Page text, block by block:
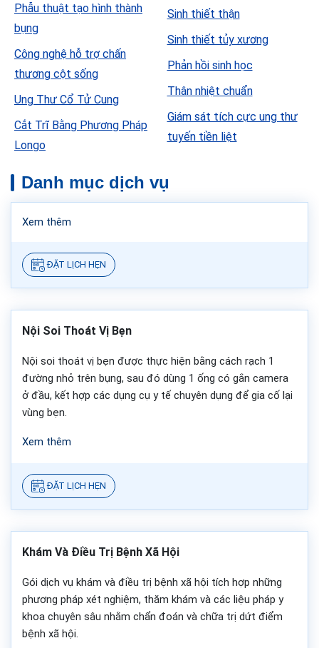
Phẫu thuật tạo hình thành
bụng
Công nghệ hỗ trợ chấn
thương cột sống
Ung Thư Cổ Tử Cung
Cắt Trĩ Bằng Phương Pháp
Longo
Sinh thiết thận
Sinh thiết tủy xương
Phản hồi sinh học
Thân nhiệt chuẩn
Giám sát tích cực ung thư
tuyến tiền liệt
Danh mục dịch vụ
Xem thêm
ĐẶT LỊCH HẸN
Nội Soi Thoát Vị Bẹn
Nội soi thoát vị bẹn được thực hiện bằng cách rạch 1
đường nhỏ trên bụng, sau đó dùng 1 ống có gắn camera
ở đầu, kết hợp các dụng cụ y tế chuyên dụng để gia cố lại
vùng bẹn.
Xem thêm
ĐẶT LỊCH HẸN
Khám Và Điều Trị Bệnh Xã Hội
Gói dịch vụ khám và điều trị bệnh xã hội tích hợp những
phương pháp xét nghiệm, thăm khám và các liệu pháp y
khoa chuyên sâu nhằm chẩn đoán và chữa trị dứt điểm
bệnh xã hội.